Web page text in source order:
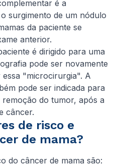
é a
surgimento de um nódulo
da paciente se
anterior.
é dirigido para uma
pode ser novamente
essa "microcirurgia". A
pode ser indicada para
do tumor, após a
câncer.
de risco e
de mama?
do câncer de mama são: